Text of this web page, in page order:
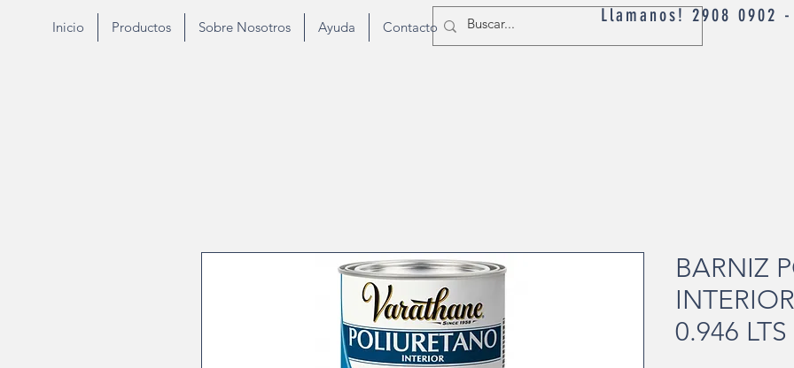
Inicio Productos Sobre Nosotros Ayuda Contacto
Llamanos! 2908 0902
BARNIZ
0.946 LTS